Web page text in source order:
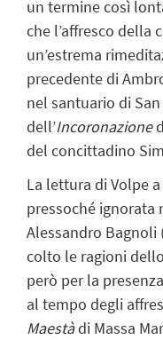
un termine così
che l’affresco della
un’estrema
precedente di
nel santuario di
dell’Incoronazione
del concittadino
La lettura di Volpe
pressoché ignorata
Alessandro Bagnoli
colto le ragioni
però per la
al tempo degli
Maestàdi Massa